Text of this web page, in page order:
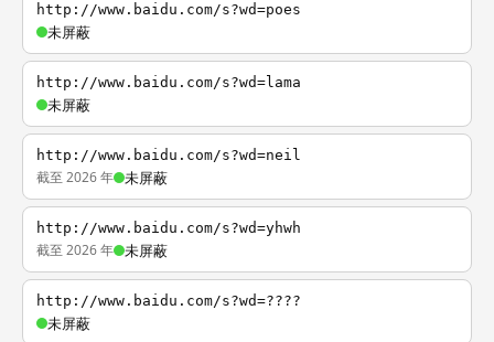
http://www.baidu.com/s?wd=poes
未屏蔽
http://www.baidu.com/s?wd=lama
未屏蔽
http://www.baidu.com/s?wd=neil
截至 2026 年 未屏蔽
http://www.baidu.com/s?wd=yhwh
截至 2026 年 未屏蔽
http://www.baidu.com/s?wd=????
未屏蔽